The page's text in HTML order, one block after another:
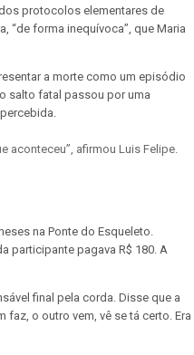
protocolos elementares de
“de forma inequívoca”, que Maria
a morte como um episódio
salto fatal passou por uma
aconteceu”, afirmou Luis Felipe.
na Ponte do Esqueleto.
participante pagava R$ 180. A
final pela corda. Disse que a
faz, o outro vem, vê se tá certo. Era